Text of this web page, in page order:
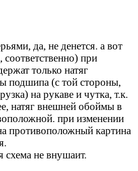
да, не денется. а вот
при
только натяг
подшипа (с той стороны,
на рукаве и чутка, т.к.
натяг внешней обоймы в
при изменении
противоположный картина
схема не внушаит.